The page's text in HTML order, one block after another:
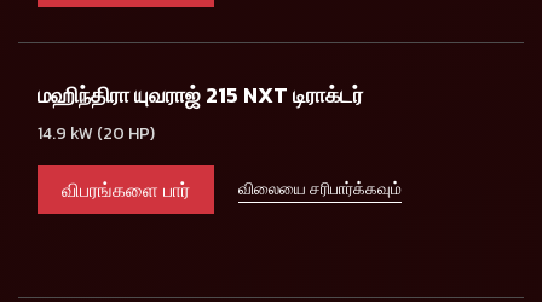
மஹிந்திரா யுவராஜ் 215 NXT டிராக்டர்
14.9 kW (20 HP)
விபரங்களை பார் விலையை சரிபார்க்கவும்